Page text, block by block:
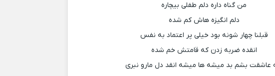
من گناه داره دلم طفلی بیچاره
دلم انگیزه هاش کم شده
قبلنا چهار شونه بود خیلی پر اعتماد به نفس
انقده ضربه زدن که قامتش خم شده
عاشقت بشم بد میشه ها میشه انقد دل مارو نبری